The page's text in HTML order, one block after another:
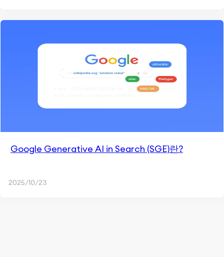
Google Generative AI in Search (SGE)란?
2025/10/23